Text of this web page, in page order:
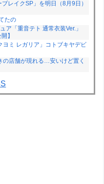
レイクSP」を明日（8月9日）
たの
ア「重音テト 通常衣装Ver.」
】
ヨミ レガリア」コトブキヤデビ
の店舗が現れる…安いけど置く